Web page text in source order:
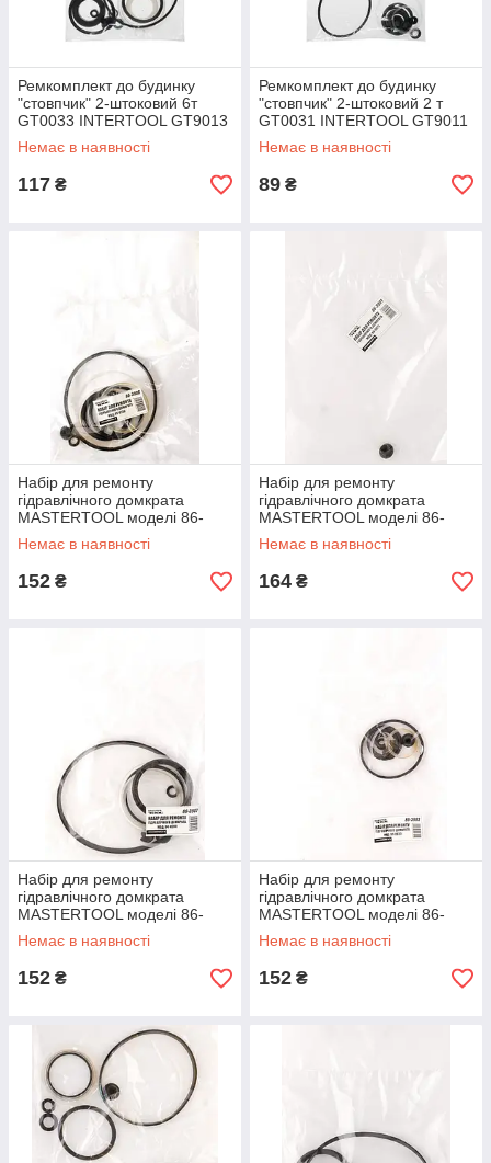
Ремкомплект до будинку
"стовпчик" 2-штоковий 6т
GT0033 INTERTOOL GT9013
Немає в наявності
117 ₴
Ремкомплект до будинку
"стовпчик" 2-штоковий 2 т
GT0031 INTERTOOL GT9011
Немає в наявності
89 ₴
Набір для ремонту
гідравлічного домкрата
MASTERTOOL моделі 86-
0150 86-3906
Немає в наявності
152 ₴
Набір для ремонту
гідравлічного домкрата
MASTERTOOL моделі 86-
0021 86-3901
Немає в наявності
164 ₴
Набір для ремонту
гідравлічного домкрата
MASTERTOOL моделі 86-
0200 86-3907
Немає в наявності
152 ₴
Набір для ремонту
гідравлічного домкрата
MASTERTOOL моделі 86-
0030 86-3903
Немає в наявності
152 ₴